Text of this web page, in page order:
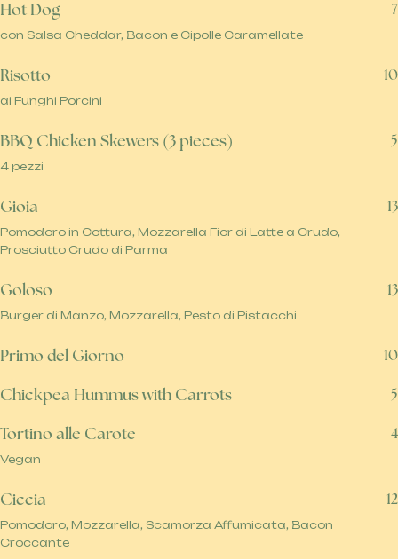
Hot Dog 7
con Salsa Cheddar, Bacon e Cipolle Caramellate
Risotto 10
ai Funghi Porcini
BBQ Chicken Skewers (3 pieces) 5
4 pezzi
Gioia 13
Pomodoro in Cottura, Mozzarella Fior di Latte a Crudo,
Prosciutto Crudo di Parma
Goloso 13
Burger di Manzo, Mozzarella, Pesto di Pistacchi
Primo del Giorno 10
Chickpea Hummus with Carrots 5
Tortino alle Carote 4
Vegan
Ciccia 12
Pomodoro, Mozzarella, Scamorza Affumicata, Bacon
Croccante